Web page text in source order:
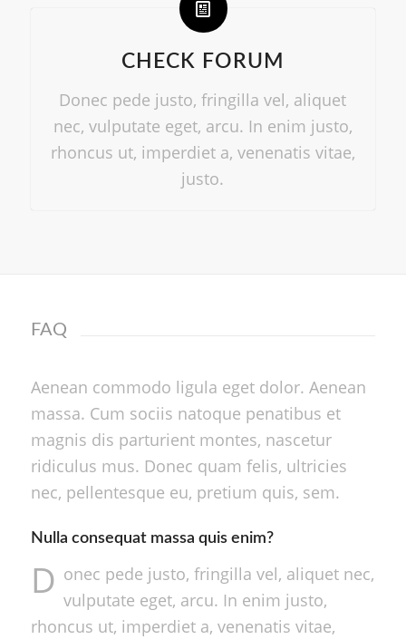
CHECK FORUM
Donec pede justo, fringilla vel, aliquet
nec, vulputate eget, arcu. In enim justo,
rhoncus ut, imperdiet a, venenatis vitae,
justo.
FAQ
Aenean commodo ligula eget dolor. Aenean
massa. Cum sociis natoque penatibus et
magnis dis parturient montes, nascetur
ridiculus mus. Donec quam felis, ultricies
nec, pellentesque eu, pretium quis, sem.
Nulla consequat massa quis enim?
D onec pede justo, fringilla vel, aliquet nec,
vulputate eget, arcu. In enim justo,
rhoncus ut, imperdiet a, venenatis vitae,